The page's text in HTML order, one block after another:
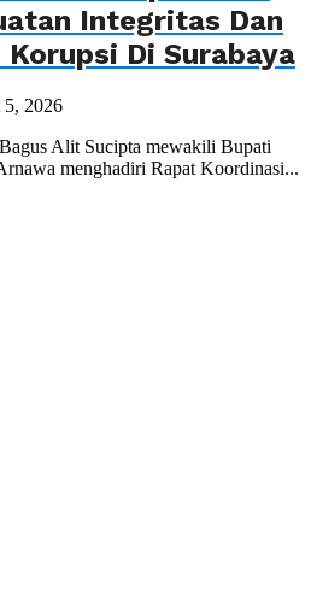
Integritas Dan
Korupsi Di Surabaya
5, 2026
Alit Sucipta mewakili Bupati
menghadiri Rapat Koordinasi...